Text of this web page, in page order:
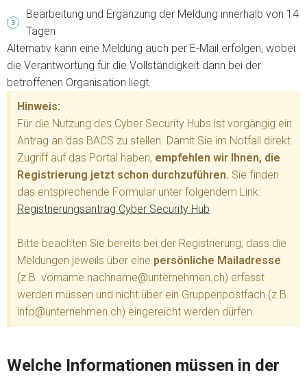
Bearbeitung und Ergänzung der Meldung innerhalb von 14
Tagen
Alternativ kann eine Meldung auch per E-Mail erfolgen, wobei
die Verantwortung für die Vollständigkeit dann bei der
betroffenen Organisation liegt.
Hinweis:
Für die Nutzung des Cyber Security Hubs ist vorgängig ein
Antrag an das BACS zu stellen. Damit Sie im Notfall direkt
Zugriff auf das Portal haben, empfehlen wir Ihnen, die
Registrierung jetzt schon durchzuführen. Sie finden
das entsprechende Formular unter folgendem Link:
Registrierungsantrag Cyber Security Hub
Bitte beachten Sie bereits bei der Registrierung, dass die
Meldungen jeweils über eine persönliche Mailadresse
(z.B. vorname.nachname@unternehmen.ch) erfasst
werden müssen und nicht über ein Gruppenpostfach (z.B.
info@unternehmen.ch) eingereicht werden dürfen.
Welche Informationen müssen in der